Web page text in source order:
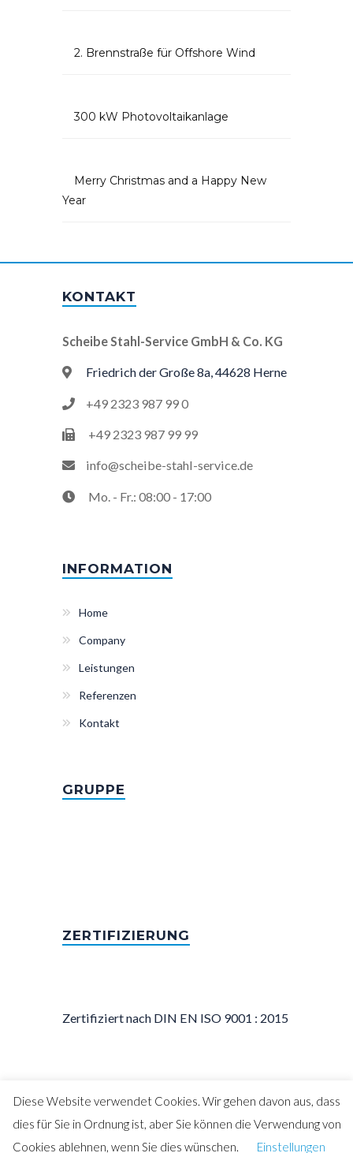
2. Brennstraße für Offshore Wind
300 kW Photovoltaikanlage
Merry Christmas and a Happy New
Year
KONTAKT
Scheibe Stahl-Service GmbH & Co. KG
Friedrich der Große 8a, 44628 Herne
+49 2323 987 99 0
+49 2323 987 99 99
info@scheibe-stahl-service.de
Mo. - Fr.: 08:00 - 17:00
INFORMATION
Home
Company
Leistungen
Referenzen
Kontakt
GRUPPE
ZERTIFIZIERUNG
Zertifiziert nach DIN EN ISO 9001 : 2015
Copyright © 2020 – Scheibe Stahl-Service
GmbH & Co. KG –Impressum|Datenschutz
Diese Website verwendet Cookies. Wir gehen davon aus, dass
dies für Sie in Ordnung ist, aber Sie können die Verwendung von
Cookies ablehnen, wenn Sie dies wünschen.
Einstellungen